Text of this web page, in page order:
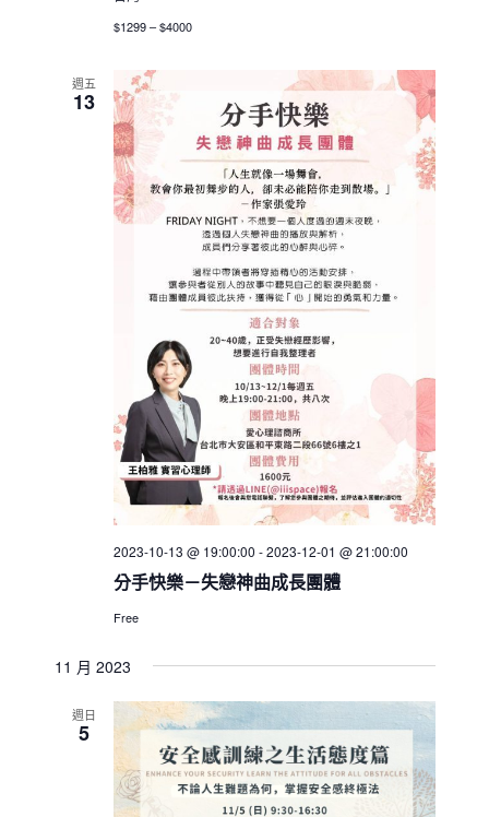
$1299 – $4000
週五
13
分手快樂－失戀神曲成長團體
2023-10-13 @ 19:00:00 -2023-12-01 @ 21:00:00
Free
11 月 2023
週日
5